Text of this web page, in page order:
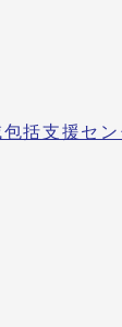
括支援セン